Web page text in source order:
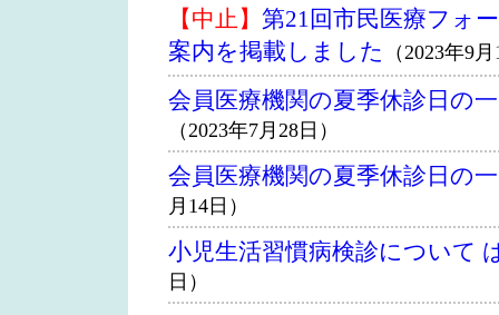
【中止】 第21回市民医療フォ
案内を掲載しました
（2023年9
会員医療機関の夏季休診日の
（2023年7月28日）
会員医療機関の夏季休診日の
月14日）
小児生活習慣病検診について
日）